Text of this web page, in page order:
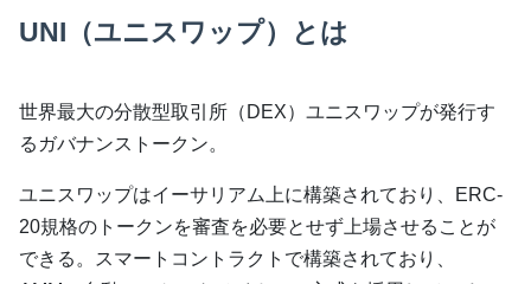
UNI（ユニスワップ）とは
世界最大の分散型取引所（DEX）ユニスワップが発行す
るガバナンストークン。
ユニスワップはイーサリアム上に構築されており、ERC-
20規格のトークンを審査を必要とせず上場させることが
できる。スマートコントラクトで構築されており、